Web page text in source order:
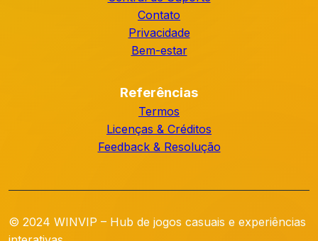
Contato
Privacidade
Bem-estar
Referências
Termos
Licenças & Créditos
Feedback & Resolução
© 2024 WINVIP – Hub de jogos casuais e experiências